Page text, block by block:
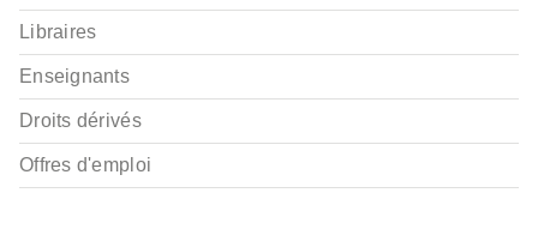
Libraires
Enseignants
Droits dérivés
Offres d'emploi